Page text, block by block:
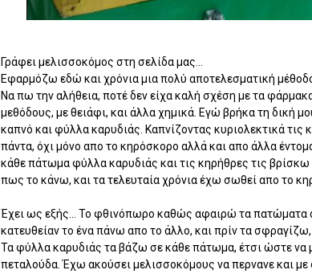
Γράφει μελισσοκόμος στη σελίδα μας...
Εφαρμόζω εδώ και χρόνια μια πολύ αποτελεσματική
Να πω την αλήθεια, ποτέ δεν είχα καλή σχέση με τα
μεθόδους, με θειάφι, και άλλα χημικά. Εγώ βρήκα τη δική
καπνό και φύλλα καρυδιάς. Καπνίζοντας κυριολεκτικά τις
πάντα, όχι μόνο απο το κηρόσκορο αλλά και απο άλλα
κάθε πάτωμα φύλλα καρυδιάς και τις κηρήθρες τις
πως το κάνω, και τα τελευταία χρόνια έχω σωθεί απο το
Έχει ως εξής... Το φθινόπωρο καθώς αφαιρώ τα πατώματα
κατευθείαν το ένα πάνω απο το άλλο, και πρίν τα
Τα φύλλα καρυδιάς τα βάζω σε κάθε πάτωμα, έτσι ώστε να
πεταλούδα. Έχω ακούσει μελισσοκόμους να περνανε και με